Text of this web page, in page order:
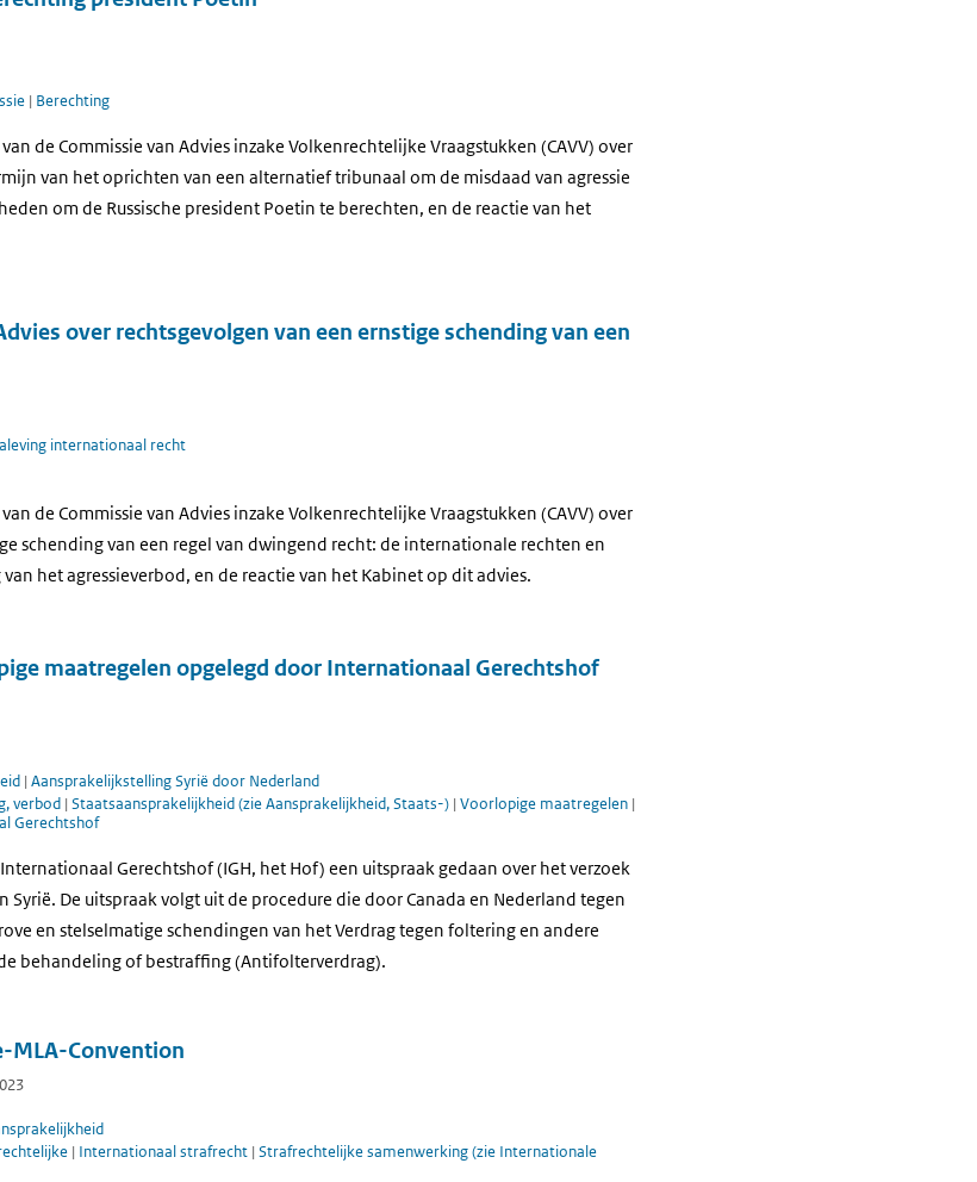
| Berechting
de Commissie van Advies inzake Volkenrechtelijke Vraagstukken (CAVV) over
van het oprichten van een alternatief tribunaal om de misdaad van agressie
om de Russische president Poetin te berechten, en de reactie van het
over rechtsgevolgen van een ernstige schending van een
internationaal recht
de Commissie van Advies inzake Volkenrechtelijke Vraagstukken (CAVV) over
schending van een regel van dwingend recht: de internationale rechten en
het agressieverbod, en de reactie van het Kabinet op dit advies.
maatregelen opgelegd door Internationaal Gerechtshof
| Aansprakelijkstelling Syrië door Nederland
verbod | Staatsaansprakelijkheid (zie Aansprakelijkheid, Staats-) | Voorlopige maatregelen |
Gerechtshof
Gerechtshof (IGH, het Hof) een uitspraak gedaan over het verzoek
De uitspraak volgt uit de procedure die door Canada en Nederland tegen
en stelselmatige schendingen van het Verdrag tegen foltering en andere
behandeling of bestraffing (Antifolterverdrag).
MLA-Convention
| Internationaal strafrecht | Strafrechtelijke samenwerking (zie Internationale